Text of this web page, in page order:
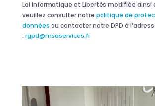
Loi Informatique et Libertés modifiée ainsi
veuillez consulter notre politique de
données ou contacter notre DPD à
: rgpd@msaservices.fr